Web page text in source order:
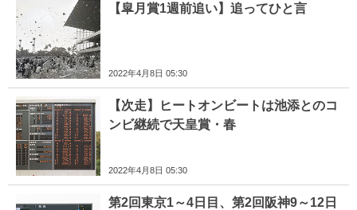
【皐月賞1週前追い】追ってひと言
2022年4月8日 05:30
【次走】ヒートオンビートは池添とのコ
ンビ継続で天皇賞・春
2022年4月8日 05:30
第2回東京1～4日目、第2回阪神9～12日